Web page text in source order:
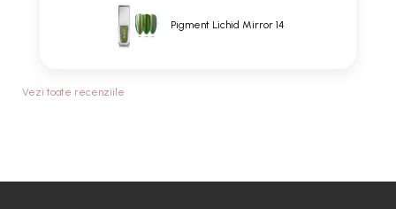
Pigment Lichid Mirror 14
Vezi toate recenziile